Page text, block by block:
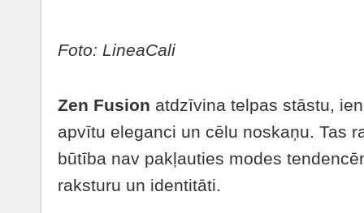
Foto: LineaCali
Zen Fusion atdzīvina telpas stāstu,
apvītu eleganci un cēlu noskaņu. Tas
būtība nav pakļauties modes
raksturu un identitāti.